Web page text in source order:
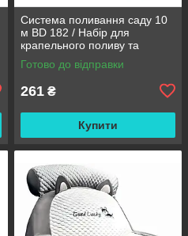
Система поливання саду 10
м BD 182 / Набір для
крапельного поливу та
охолодження / Комплект для
поливання
Готово до відправки
261 ₴
Купити